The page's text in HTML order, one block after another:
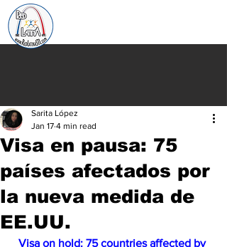
Visa en pausa: 75
países afectados por
la nueva medida de
EE.UU.
Sarita López
Jan 17 4 min read
Visa on hold: 75 countries affected by